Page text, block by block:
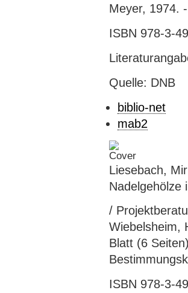
Meyer, 1974.
ISBN 978-3-
Quelle: DNB
biblio-net
mab2
Liesebach,
Nadelgehölze
/
Wiebelsheim,
Blatt (6
ISBN 978-3-